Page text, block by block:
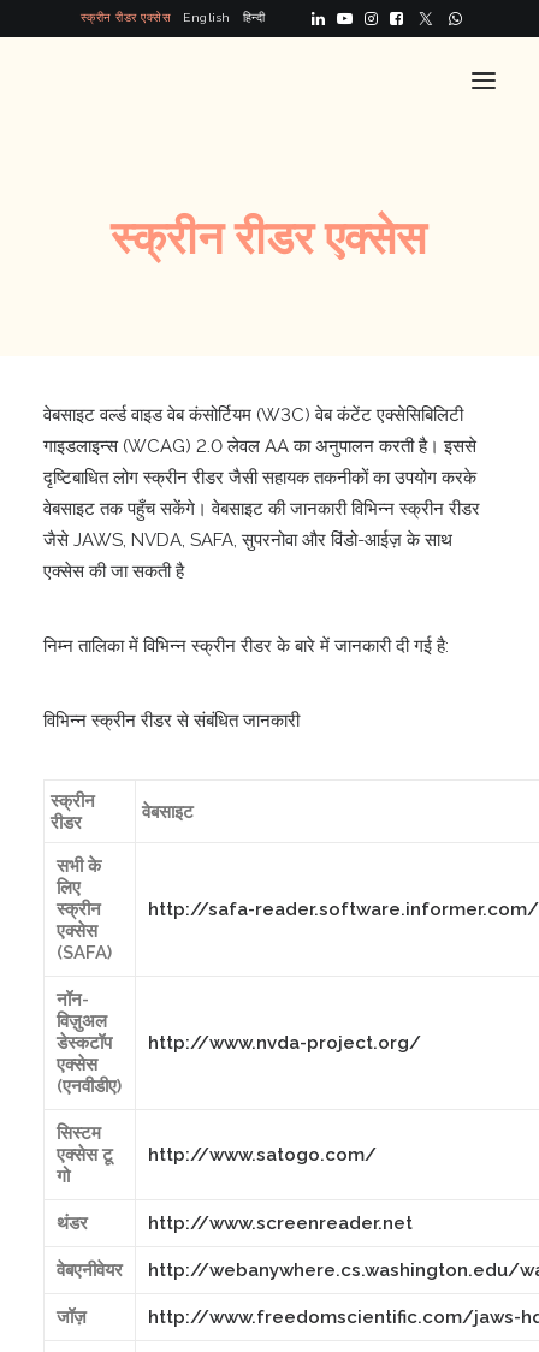
स्क्रीन रीडर एक्सेस English हिन्दी
होम
हमारे बारे में
प्रश्नोत्तर
संपर्क करें
हिन्दी
स्क्रीन रीडर एक्सेस
​वेबसाइट वर्ल्ड वाइड वेब कंसोर्टियम (W3C) वेब कंटेंट एक्सेसिबिलिटी
गाइडलाइन्स (WCAG) 2.0 लेवल AA का अनुपालन करती है। इससे
दृष्टिबाधित लोग स्क्रीन रीडर जैसी सहायक तकनीकों का उपयोग करके
वेबसाइट तक पहुँच सकेंगे। वेबसाइट की जानकारी विभिन्न स्क्रीन रीडर
जैसे JAWS, NVDA, SAFA, सुपरनोवा और विंडो-आईज़ के साथ
एक्सेस की जा सकती है
निम्न तालिका में विभिन्न स्क्रीन रीडर के बारे में जानकारी दी गई है:
विभिन्न स्क्रीन रीडर से संबंधित जानकारी
स्क्रीन
रीडर
वेबसाइट
सभी के
लिए
स्क्रीन
एक्सेस
(SAFA)
http://safa-reader.software.informer.com/
नॉन-
विज़ुअल
डेस्कटॉप
एक्सेस
(एनवीडीए)
http://www.nvda-project.org/
सिस्टम
एक्सेस टू
गो
http://www.satogo.com/
थंडर http://www.screenreader.net
वेबएनीवेयर http://webanywhere.cs.washington.edu/
जॉज़ http://www.freedomscientific.com/jaws-